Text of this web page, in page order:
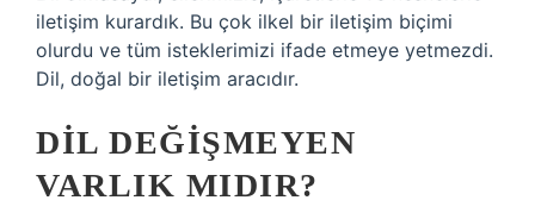
iletişim kurardık. Bu çok ilkel bir iletişim biçimi
olurdu ve tüm isteklerimizi ifade etmeye yetmezdi.
Dil, doğal bir iletişim aracıdır.
DIL DEĞIŞMEYEN
VARLIK MIDIR?